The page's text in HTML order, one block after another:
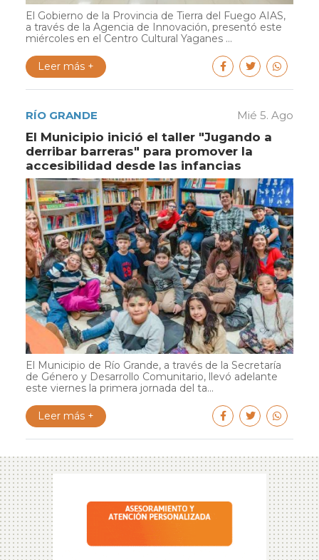
El Gobierno de la Provincia de Tierra del Fuego AIAS,
a través de la Agencia de Innovación, presentó este
miércoles en el Centro Cultural Yaganes ...
Leer más +
RÍO GRANDE Mié 5. Ago
El Municipio inició el taller "Jugando a
derribar barreras" para promover la
accesibilidad desde las infancias
El Municipio de Río Grande, a través de la Secretaría
de Género y Desarrollo Comunitario, llevó adelante
este viernes la primera jornada del ta...
Leer más +